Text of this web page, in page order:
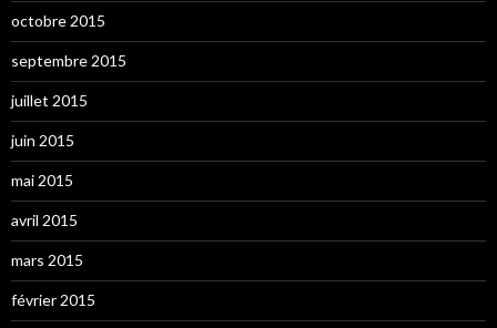
octobre 2015
septembre 2015
juillet 2015
juin 2015
mai 2015
avril 2015
mars 2015
février 2015